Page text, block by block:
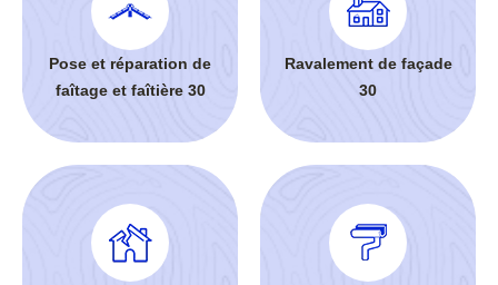
Pose et réparation de
faîtage et faîtière 30
Ravalement de façade
30